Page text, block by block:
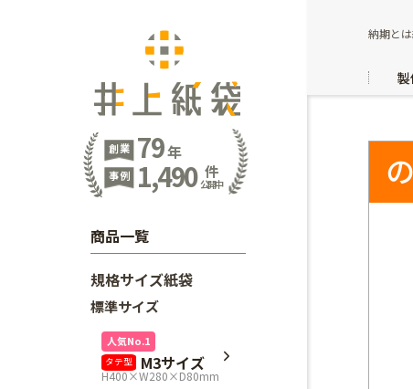
納期と
の
創業 79年
事例 1,490 件
公開中
商品一覧
規格サイズ紙袋
標準サイズ
人気No.1
タテ型 M3サイズ
H400×W280×D80mm